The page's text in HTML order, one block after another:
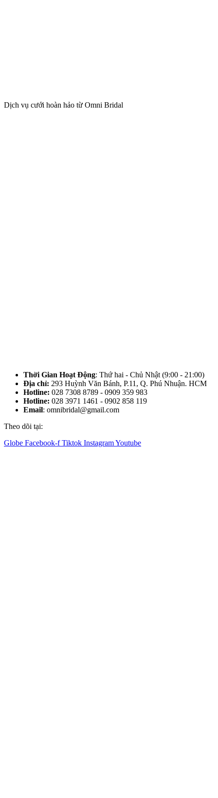
Dịch vụ cưới hoàn hảo từ Omni Bridal
Thời Gian Hoạt Động: Thứ hai - Chủ Nhật (9:00 - 21:00)
Địa chỉ: 293 Huỳnh Văn Bánh, P.11, Q. Phú Nhuận. HCM
Hotline: 028 7308 8789 - 0909 359 983
Hotline: 028 3971 1461 - 0902 858 119
Email: omnibridal@gmail.com
Theo dõi tại:
Globe Facebook-f Tiktok InstagramYoutube